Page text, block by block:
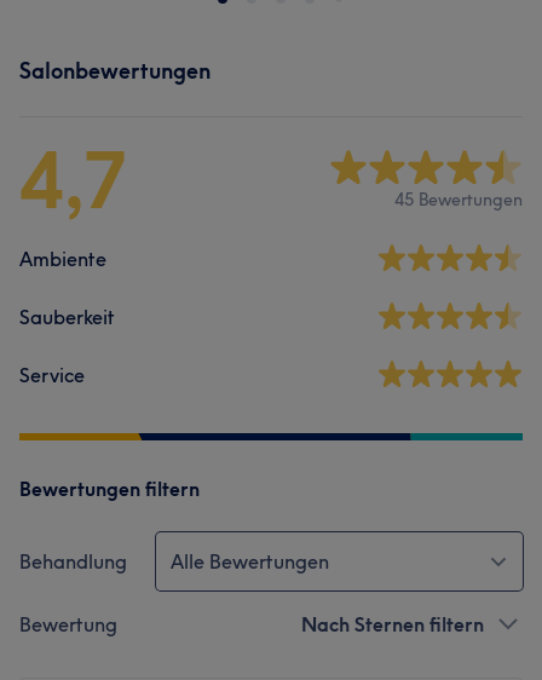
Salonbewertungen
4,7 45 Bewertungen
Ambiente
Sauberkeit
Service
Bewertungen filtern
Behandlung Alle Bewertungen
Bewertung Nach Sternen filtern